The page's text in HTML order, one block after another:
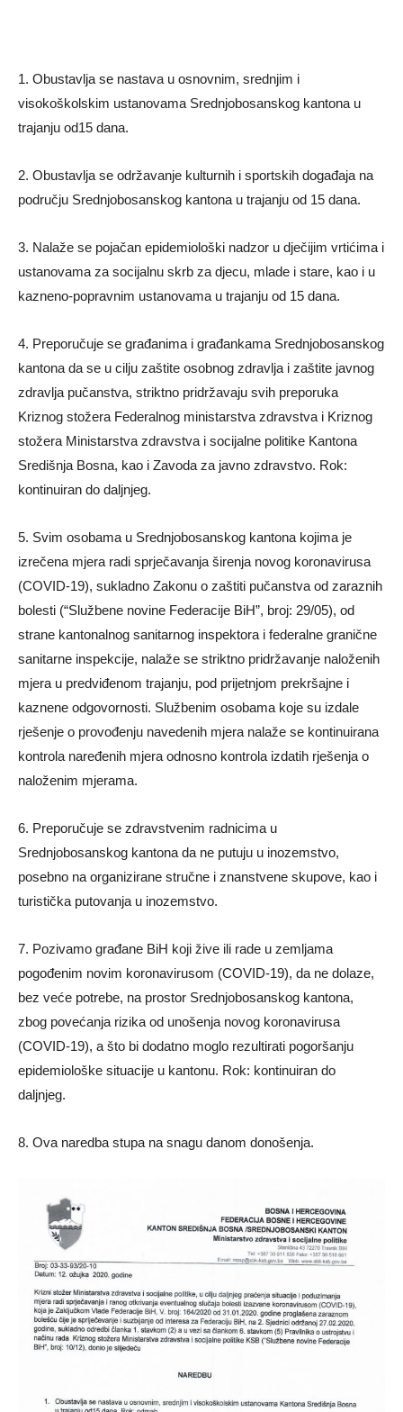
1. Obustavlja se nastava u osnovnim, srednjim i
visokoškolskim ustanovama Srednjobosanskog kantona u
trajanju od15 dana.
2. Obustavlja se održavanje kulturnih i sportskih događaja na
području Srednjobosanskog kantona u trajanju od 15 dana.
3. Nalaže se pojačan epidemiološki nadzor u dječijim vrtićima i
ustanovama za socijalnu skrb za djecu, mlade i stare, kao i u
kazneno-popravnim ustanovama u trajanju od 15 dana.
4. Preporučuje se građanima i građankama Srednjobosanskog
kantona da se u cilju zaštite osobnog zdravlja i zaštite javnog
zdravlja pučanstva, striktno pridržavaju svih preporuka
Kriznog stožera Federalnog ministarstva zdravstva i Kriznog
stožera Ministarstva zdravstva i socijalne politike Kantona
Središnja Bosna, kao i Zavoda za javno zdravstvo. Rok:
kontinuiran do daljnjeg.
5. Svim osobama u Srednjobosanskog kantona kojima je
izrečena mjera radi sprječavanja širenja novog koronavirusa
(COVID-19), sukladno Zakonu o zaštiti pučanstva od zaraznih
bolesti (“Službene novine Federacije BiH”, broj: 29/05), od
strane kantonalnog sanitarnog inspektora i federalne granične
sanitarne inspekcije, nalaže se striktno pridržavanje naloženih
mjera u predviđenom trajanju, pod prijetnjom prekršajne i
kaznene odgovornosti. Službenim osobama koje su izdale
rješenje o provođenju navedenih mjera nalaže se kontinuirana
kontrola naređenih mjera odnosno kontrola izdatih rješenja o
naloženim mjerama.
6. Preporučuje se zdravstvenim radnicima u
Srednjobosanskog kantona da ne putuju u inozemstvo,
posebno na organizirane stručne i znanstvene skupove, kao i
turistička putovanja u inozemstvo.
7. Pozivamo građane BiH koji žive ili rade u zemljama
pogođenim novim koronavirusom (COVID-19), da ne dolaze,
bez veće potrebe, na prostor Srednjobosanskog kantona,
zbog povećanja rizika od unošenja novog koronavirusa
(COVID-19), a što bi dodatno moglo rezultirati pogoršanju
epidemiološke situacije u kantonu. Rok: kontinuiran do
daljnjeg.
8. Ova naredba stupa na snagu danom donošenja.